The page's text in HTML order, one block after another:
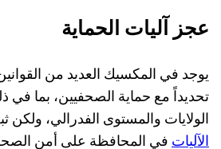
عجز آليات الحماية
يوجد في المكسيك العديد من
تحديداً مع حماية الصحفيين، بما
الولايات والمستوى الفدرالي، ولكن
الآلياتفي المحافظة على أمن